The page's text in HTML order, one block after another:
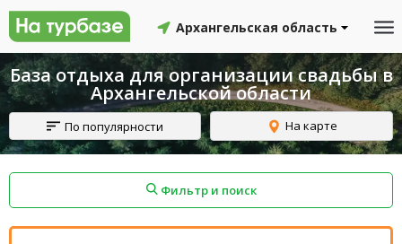
Архангельская область
База отдыха для организации свадьбы в
Архангельской области
По популярности На карте
Фильтр и поиск
Смоленский район Топчихинский район